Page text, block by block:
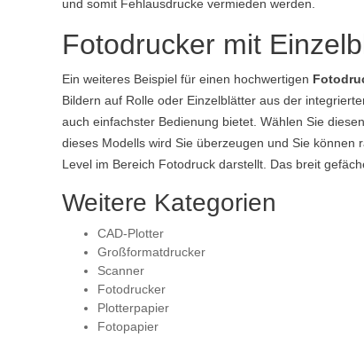
und somit Fehlausdrucke vermieden werden.
Fotodrucker mit
Ein weiteres Beispiel für einen hochwertigen
Bildern auf Rolle oder Einzelblätter aus der
auch einfachster Bedienung bietet. Wählen Sie
dieses Modells wird Sie überzeugen und Sie
Level im Bereich Fotodruck darstellt. Das breit
Weitere Kategorien
CAD-Plotter
Großformatdrucker
Scanner
Fotodrucker
Plotterpapier
Fotopapier